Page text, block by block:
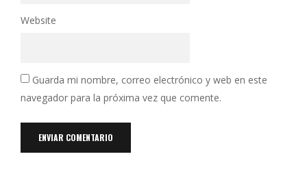
Website
Guarda mi nombre, correo electrónico y web en este
navegador para la próxima vez que comente.